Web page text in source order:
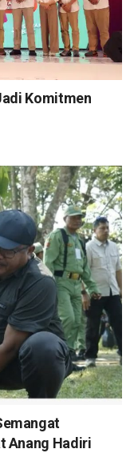
Komitmen
Anang Hadiri